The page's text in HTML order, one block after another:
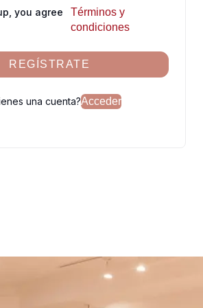
you agree
Términos y
condiciones
REGÍSTRATE
una cuenta?Acceder